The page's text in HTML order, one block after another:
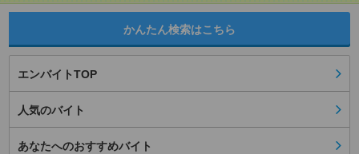
かんたん検索はこちら
エンバイトTOP
人気のバイト
あなたへのおすすめバイト